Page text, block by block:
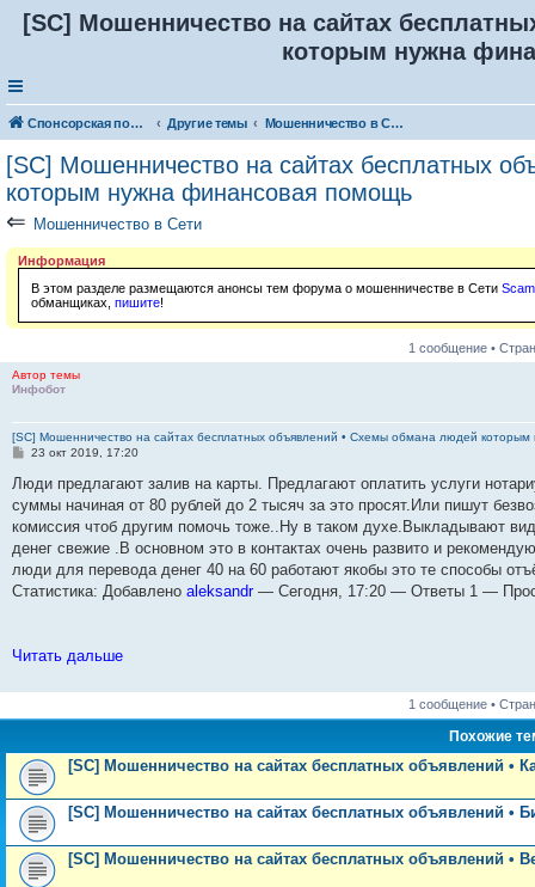
[SC] Мошенничество на сайтах
которым нужна
Спонсорская помощь. Разместите своё объявление в соответствующей рубрике Другие темы Мошенничество в Сети
[SC] Мошенничество на сайтах бесплатных
которым нужна финансовая помощь
⇐ Мошенничество в Сети
Информация
В этом разделе размещаются анонсы тем форума о мошенничестве в Сети
обманщиках, пишите!
1 сообщение •
Автор темы
Инфобот
[SC] Мошенничество на сайтах бесплатных объявлений • Схемы обмана людей
С
о
щ
е
и
е
23 окт 2019, 17:20
Люди предлагают залив на карты. Предлагают оплатить услуги
суммы начиная от 80 рублей до 2 тысяч за это просят.Или пишут
комиссия чтоб другим помочь тоже..Ну в таком духе.Выкладывают
денег свежие .В основном это в контактах очень развито и
люди для перевода денег 40 на 60 работают якобы это те способы
Статистика: Добавлено aleksandr— Сегодня, 17:20 — Ответы 1 —
Читать дальше
1 сообщение •
Похожие
[SC] Мошенничество на сайтах бесплатных объявлений •
[SC] Мошенничество на сайтах бесплатных объявлений •
[SC] Мошенничество на сайтах бесплатных объявлений •